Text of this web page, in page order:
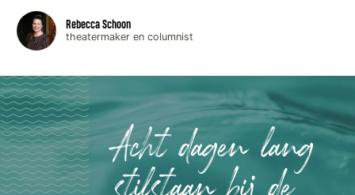
Rebecca Schoon
theatermaker en columnist
Acht dagen lang